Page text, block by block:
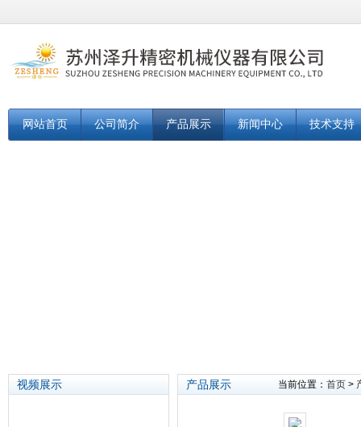
网站首页 公司简介 产品展示 新闻中心 技术支持
视频展示 产品展示 当前位置： 首页 >